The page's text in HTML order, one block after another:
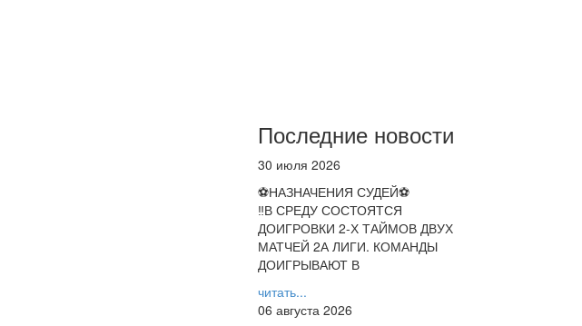
Последние новости
30 июля 2026
⚽НАЗНАЧЕНИЯ СУДЕЙ⚽
‼В СРЕДУ СОСТОЯТСЯ
ДОИГРОВКИ 2-Х ТАЙМОВ ДВУХ
МАТЧЕЙ 2А ЛИГИ. КОМАНДЫ
ДОИГРЫВАЮТ В
читать...
06 августа 2026